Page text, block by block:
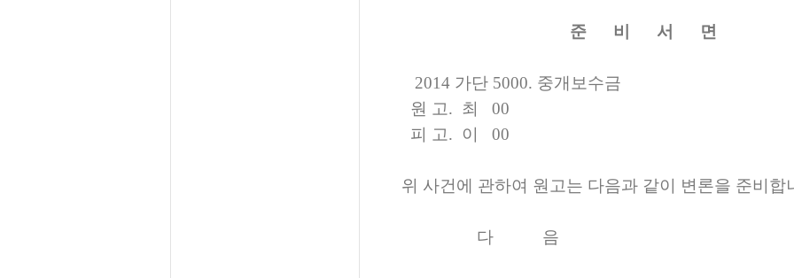
준 비 서 면
2014 가단 5000. 중개보수금
원 고. 최 00
피 고. 이 00
위 사건에 관하여 원고는 다음과 같이 변론을 준비합
다 음